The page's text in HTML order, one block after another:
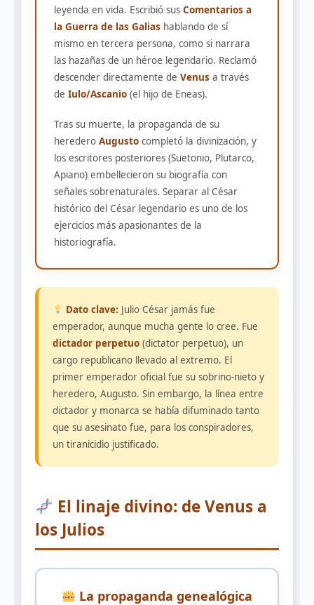
leyenda en vida. Escribió sus Comentarios a
la Guerra de las Galias hablando de sí
mismo en tercera persona, como si narrara
las hazañas de un héroe legendario. Reclamó
descender directamente de Venus a través
de Iulo/Ascanio (el hijo de Eneas).
Tras su muerte, la propaganda de su
heredero Augusto completó la divinización, y
los escritores posteriores (Suetonio, Plutarco,
Apiano) embellecieron su biografía con
señales sobrenaturales. Separar al César
histórico del César legendario es uno de los
ejercicios más apasionantes de la
historiografía.
Dato clave: Julio César jamás fue
emperador, aunque mucha gente lo cree. Fue
dictador perpetuo (dictator perpetuo), un
cargo republicano llevado al extremo. El
primer emperador oficial fue su sobrino-nieto y
heredero, Augusto. Sin embargo, la línea entre
dictador y monarca se había difuminado tanto
que su asesinato fue, para los conspiradores,
un tiranicidio justificado.
El linaje divino: de Venus a
los Julios
La propaganda genealógica